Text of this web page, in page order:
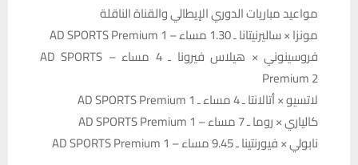
مواعيد مباريات الدوري الإيطالي والقناة الناقلة
مونزا × ساليرنيتانا ـ 1.30 مساء – AD SPORTS Premium 1
فروسينوني × هيلاس فيرونا ـ 4 مساء – AD SPORTS
Premium 2
لاتسيو × أتالانتا ـ 4 مساء ـ AD SPORTS Premium 1
كالياري × روما ـ 7 مساء – AD SPORTS Premium 1
نابولي × فيورنتينا ـ 9.45 مساء – AD SPORTS Premium 1